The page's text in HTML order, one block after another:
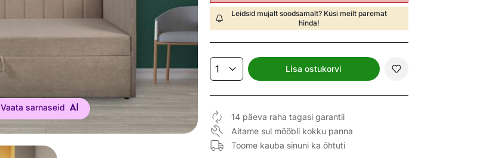
Vaata sarnaseid
Leidsid mujalt soodsamalt? Küsi meilt paremat
hinda!
Lisa ostukorvi
14 päeva raha tagasi garantii
Aitame sul mööbli kokku panna
Toome kauba sinuni ka õhtuti